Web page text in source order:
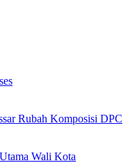
Rubah Komposisi DPC
Wali Kota